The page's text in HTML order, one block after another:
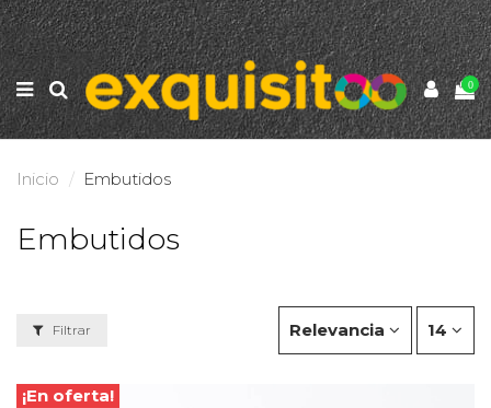
0
Inicio Embutidos
Embutidos
Filtrar Relevancia 14
¡En oferta!